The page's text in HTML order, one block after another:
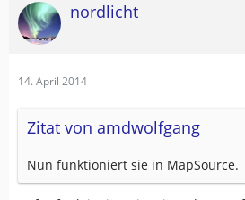
nordlicht
14. April 2014
Zitat von amdwolfgang
Nun funktioniert sie in MapSource.